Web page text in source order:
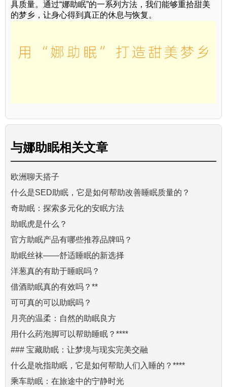
具质量。通过“娜助眠”的一系列方法，我们能够重拾甜美
的梦乡，让身心得到真正的休息与恢复。
与娜助眠相关文章
欧洲聊天搭子
什么是SED助眠，它是如何帮助改善睡眠质量的？
奇助眠：探索多元化的安眠方法
助眠虎是什么？
官方助眠产品有哪些推荐品牌吗？
助眠丝袜——舒适睡眠的新选择
洋葱真的有助于睡眠吗？
借酒助眠真的有效吗？**
可可真的可以助眠吗？
月亮的温柔：自然的助眠良方
用什么药泡脚可以帮助睡眠？****
### 宝藏助眠：让梦境与现实完美交融
什么是吮指助眠，它是如何帮助人们入睡的？****
乘车助眠：在旅途中的宁静时光